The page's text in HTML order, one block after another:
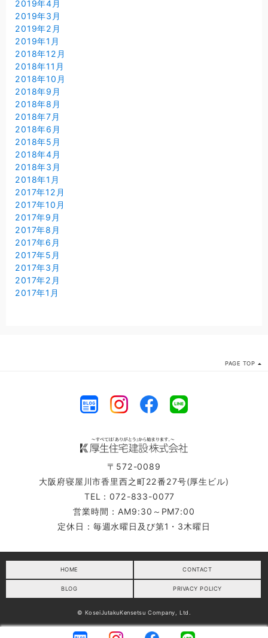
2019年4月
2019年3月
2019年2月
2019年1月
2018年12月
2018年11月
2018年10月
2018年9月
2018年8月
2018年7月
2018年6月
2018年5月
2018年4月
2018年3月
2018年1月
2017年12月
2017年10月
2017年9月
2017年8月
2017年6月
2017年5月
2017年3月
2017年2月
2017年1月
PAGE TOP
〒572-0089
大阪府寝屋川市香里西之町22番27号(厚生ビル)
TEL：072-833-0077
営業時間：AM9:30～PM7:00
定休日：毎週水曜日及び第1・3木曜日
HOME CONTACT
BLOG PRIVACY POLICY
© KoseiJutakuKensetsu Company, Ltd.